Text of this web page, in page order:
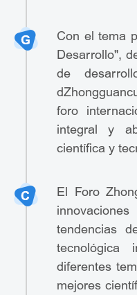
Con el tema
Desarrollo",
de
foro
integral y
científica y
El Foro
tendencias
tecnológica
diferentes
mejores